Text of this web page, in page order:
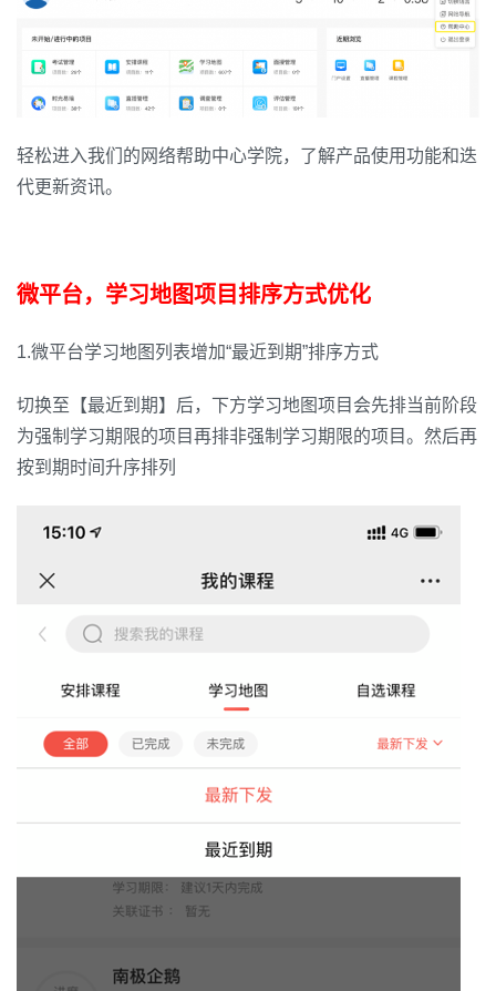
轻松进入我们的网络帮助中心学院，了解产品使用功能和迭
代更新资讯。
微平台，学习地图项目排序方式优化
1.微平台学习地图列表增加“最近到期”排序方式
切换至【最近到期】后，下方学习地图项目会先排当前阶段
为强制学习期限的项目再排非强制学习期限的项目。然后再
按到期时间升序排列